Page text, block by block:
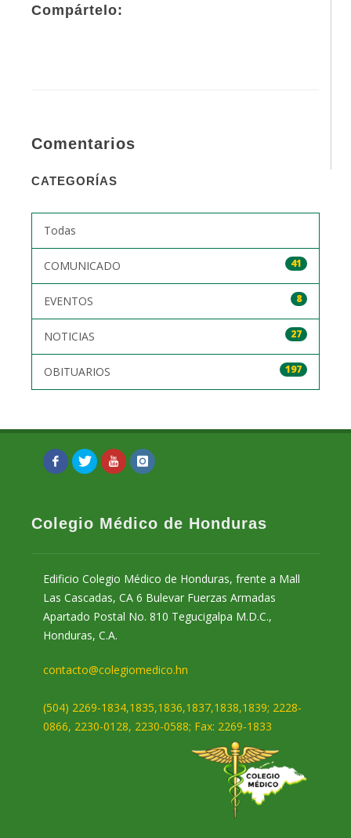
Compártelo:
Comentarios
CATEGORÍAS
Todas
41
COMUNICADO
8
EVENTOS
27
NOTICIAS
197
OBITUARIOS
Colegio Médico de Honduras
Edificio Colegio Médico de Honduras, frente a Mall
Las Cascadas, CA 6 Bulevar Fuerzas Armadas
Apartado Postal No. 810 Tegucigalpa M.D.C.,
Honduras, C.A.
contacto@colegiomedico.hn
(504) 2269-1834,1835,1836,1837,1838,1839; 2228-
0866, 2230-0128, 2230-0588; Fax: 2269-1833